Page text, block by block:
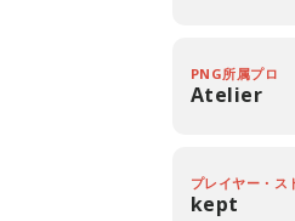
PNG所属プロ
Atelier
プレイヤー・ス
kept